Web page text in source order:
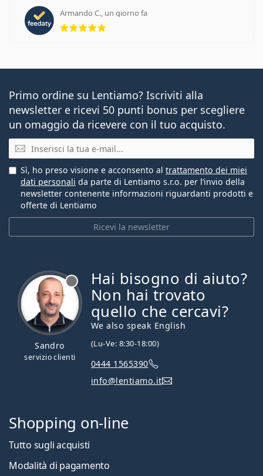
Armando C., un giorno fa
valutazione 5 di 5
Primo ordine su Lentiamo? Iscriviti alla
newsletter e ricevi 50 punti bonus per scegliere
un omaggio da ricevere con il tuo acquisto.
E-mail
Ricevi la newsletter
Sì, ho preso visione e acconsento al trattamento dei miei
dati personali da parte di Lentiamo s.r.o. per l’invio della
newsletter contenente informazioni riguardanti prodotti e
offerte di Lentiamo
Sandro
servizio clienti
Hai bisogno di aiuto?
Non hai trovato
quello che cercavi?
We also speak English
(Lu-Ve: 8:30-18:00)
0444 1565390
info@lentiamo.it
Shopping on-line
Tutto sugli acquisti
Modalità di pagamento